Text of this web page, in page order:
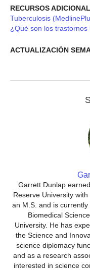
RECURSOS
Tuberculosis
¿Qué son los trastornos
ACTUALIZACIÓN
Garrett Dunlap
Reserve University
an M.S. and is
Biomedical
University. He has
the Science and
science diplomacy
and as a research
interested in science